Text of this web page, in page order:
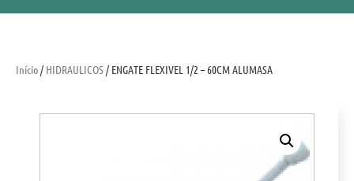
Início/ HIDRAULICOS/ ENGATE FLEXIVEL 1/2 – 60CM ALUMASA